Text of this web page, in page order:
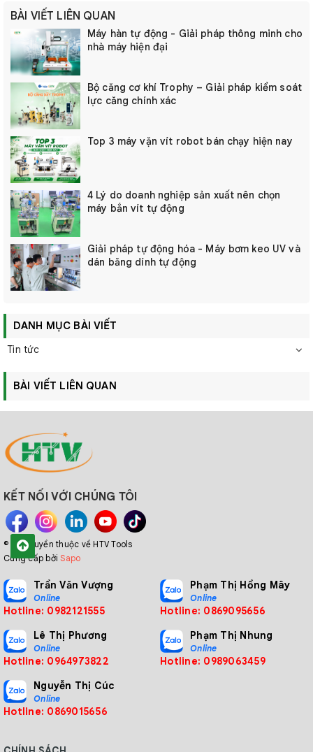
BÀI VIẾT LIÊN QUAN
Máy hàn tự động - Giải pháp thông minh cho
nhà máy hiện đại
Bộ căng cơ khí Trophy – Giải pháp kiểm soát
lực căng chính xác
Top 3 máy vặn vít robot bán chạy hiện nay
4 Lý do doanh nghiệp sản xuất nên chọn
máy bắn vít tự động
Giải pháp tự động hóa - Máy bơm keo UV và
dán băng dính tự động
DANH MỤC BÀI VIẾT
Tin tức
BÀI VIẾT LIÊN QUAN
KẾT NỐI VỚI CHÚNG TÔI
© Bản quyền thuộc về HTV Tools
Cung cấp bởiSapo
Trần Văn Vượng
Online
Hotline: 0982121555
Phạm Thị Hồng Mây
Online
Hotline: 0869095656
Lê Thị Phương
Online
Hotline: 0964973822
Phạm Thị Nhung
Online
Hotline: 0989063459
Nguyễn Thị Cúc
Online
Hotline: 0869015656